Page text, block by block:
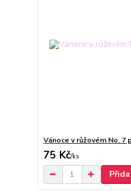
Vánoce v růžovém No.
75 Kč/ks